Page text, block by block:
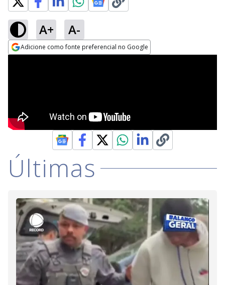
A+ A-
Adicione como fonte preferencial no Google
Últimas